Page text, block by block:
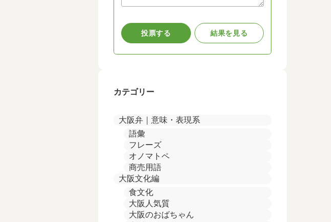
カテゴリー
大阪弁｜意味・表現系
語彙
フレーズ
オノマトペ
商売用語
大阪文化編
食文化
大阪人気質
大阪のおばちゃん